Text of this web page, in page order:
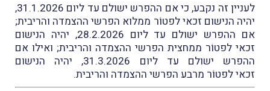
לעניין זה נקבע, כי אם ההפרש ישולם עד ליום 31.1.2026,
יהיה הנישום זכאי לפטוֹר ממלוא הפרשי ההצמדה והריבית;
אם ההפרש ישולם עד ליום 28.2.2026, יהיה הנישום
זכאי לפטוֹר ממחצית הפרשי ההצמדה והריבית; ואילו אם
ההפרש ישולם עד ליום 31.3.2026, יהיה הנישום
זכאי לפטוֹר מרבע הפרשי ההצמדה והריבית.